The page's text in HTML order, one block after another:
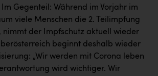
Research Institute
automation technology gmbh
Im Gegenteil: Während im Vorjahr im
viele Menschen die 2. Teilimpfung
nimmt der Impfschutz aktuell wieder
beginnt deshalb wieder
„Wir werden mit Corona leben
wird wichtiger. Wir